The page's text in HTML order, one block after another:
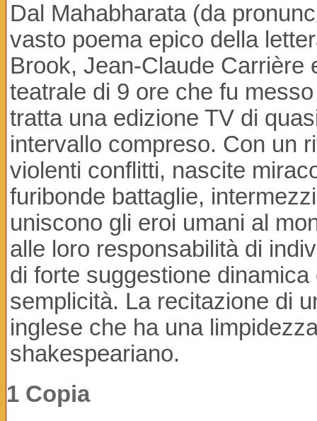
Dal Mahabharata (da
vasto poema epico della
Brook, Jean-Claude Carrière
teatrale di 9 ore che fu
tratta una edizione TV di
intervallo compreso. Con un
violenti conflitti, nascite
furibonde battaglie,
uniscono gli eroi umani al
alle loro responsabilità di
di forte suggestione
semplicità. La recitazione di
inglese che ha una
shakespeariano.
1 Copia